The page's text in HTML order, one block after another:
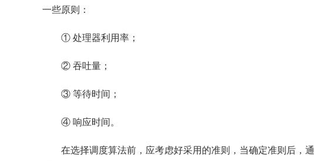
一些原则：
① 处理器利用率；
② 吞吐量；
③ 等待时间；
④ 响应时间。
在选择调度算法前，应考虑好采用的准则，当确定准则后，